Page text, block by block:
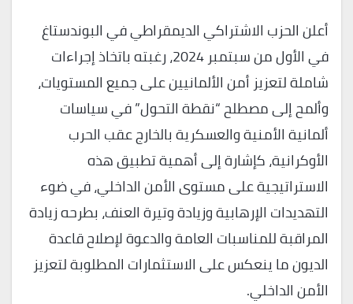
أعلن الحزب الاشتراكي الديمقراطي في البوندستاغ
في الأول من سبتمبر 2024، رغبته باتخاذ إجراءات
شاملة لتعزيز أمن الألمانيين على جميع المستويات،
وألمح إلى مصطلح “نقطة التحول” في سياسات
ألمانية الأمنية والعسكرية بالخارج عقب الحرب
الأوكرانية، كإشارة إلى أهمية تطبيق هذه
الاستراتيجية على مستوى الأمن الداخلي، في ضوء
التهديدات الإرهابية وزيادة وتيرة العنف، بطرحه زيادة
المراقبة للمناسبات العامة والدعوة لإصلاح قاعدة
الديون ما ينعكس على الاستثمارات المطلوبة لتعزيز
الأمن الداخلي.